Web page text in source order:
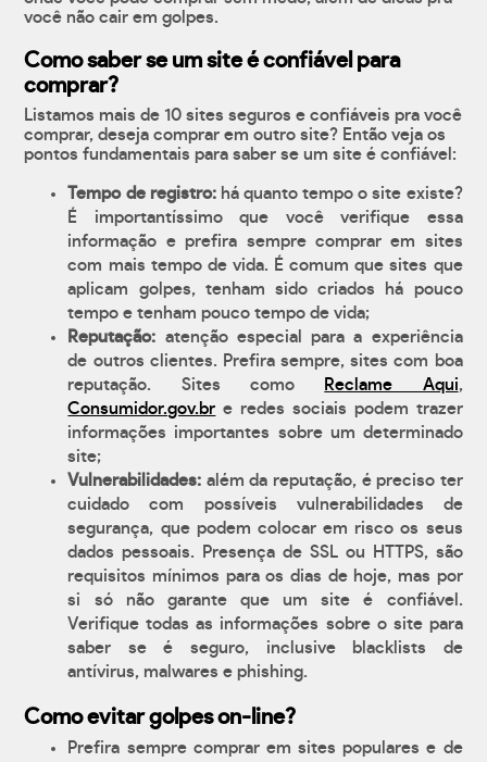
você não cair em golpes.
Como saber se um site é confiável para
comprar?
Listamos mais de 10 sites seguros e confiáveis pra você
comprar, deseja comprar em outro site? Então veja os
pontos fundamentais para saber se um site é confiável:
Tempo de registro:há quanto tempo o site existe?
É importantíssimo que você verifique essa
informação e prefira sempre comprar em sites
com mais tempo de vida. É comum que sites que
aplicam golpes, tenham sido criados há pouco
tempo e tenham pouco tempo de vida;
Reputação: atenção especial para a experiência
de outros clientes. Prefira sempre, sites com boa
reputação. Sites como
Reclame Aqui,
Consumidor.gov.br e redes sociais podem trazer
informações importantes sobre um determinado
site;
Vulnerabilidades: além da reputação, é preciso ter
cuidado com possíveis vulnerabilidades de
segurança, que podem colocar em risco os seus
dados pessoais. Presença de SSL ou HTTPS, são
requisitos mínimos para os dias de hoje, mas por
si só não garante que um site é confiável.
Verifique todas as informações sobre o site para
saber se é seguro, inclusive blacklists de
antívirus, malwares e phishing.
Como evitar golpes on-line?
Prefira sempre comprar em sites populares e de